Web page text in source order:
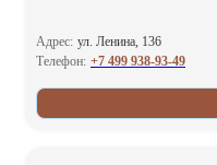
Адрес: ул. Ленина, 136
Телефон: +7 499 938-93-49